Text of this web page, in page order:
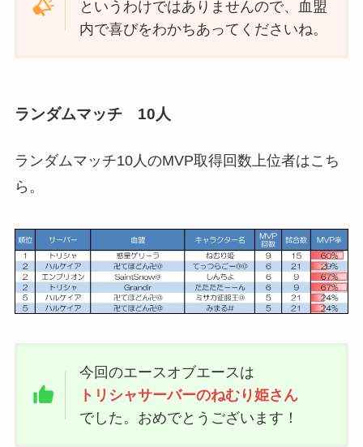
というわけではありませんので、血盟
内で喜びをわかちあってくださいね。
ランダムマッチ 10人
ランダムマッチ10人のMVP取得回数上位者はこち
ら。
今回のエースオブエースは
トリシャサーバーのねむり姫さん
でした。おめでとうございます！